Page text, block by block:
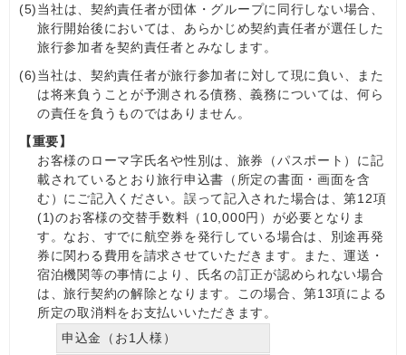
(5)当社は、契約責任者が団体・グループに同行しない場合、
旅行開始後においては、あらかじめ契約責任者が選任した
旅行参加者を契約責任者とみなします。
(6)当社は、契約責任者が旅行参加者に対して現に負い、また
は将来負うことが予測される債務、義務については、何ら
の責任を負うものではありません。
【重要】
お客様のローマ字氏名や性別は、旅券（パスポート）に記
載されているとおり旅行申込書（所定の書面・画面を含
む）にご記入ください。誤って記入された場合は、第12項
(1)のお客様の交替手数料（10,000円）が必要となりま
す。なお、すでに航空券を発行している場合は、別途再発
券に関わる費用を請求させていただきます。また、運送・
宿泊機関等の事情により、氏名の訂正が認められない場合
は、旅行契約の解除となります。この場合、第13項による
所定の取消料をお支払いいただきます。
申込金（お1人様）